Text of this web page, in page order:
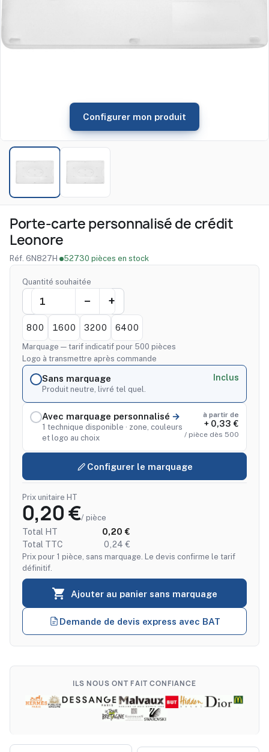
Configurer mon produit
Porte-carte personnalisé de crédit
Leonore
Réf. 6N827H · 52730 pièces en stock
Quantité souhaitée
800 1600 3200 6400
Marquage — tarif indicatif pour 500 pièces
Logo à transmettre après commande
Sans marquage
Produit neutre, livré tel quel.
Inclus
Avec marquage personnalisé
1 technique disponible · zone, couleurs
et logo au choix
à partir de
+ 0,33 €
/ pièce dès 500
Configurer le marquage
Prix unitaire HT
0,20 €/ pièce
Total HT
0,20 €
Total TTC
0,24 €
Prix pour 1 pièce, sans marquage. Le devis confirme le tarif
définitif.
 Ajouter au panier sans marquage
Demande de devis express avec BAT
ILS NOUS ONT FAIT CONFIANCE